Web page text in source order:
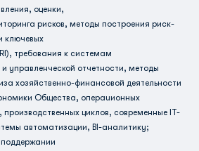
оценки,
рисков, методы построения риск-
ключевых
требования к системам
и управленческой отчетности, методы
хозяйственно-финансовой деятельности
Общества, операuионных
производственных циклов, современные IТ-
автоматизации, ВI-аналитику;